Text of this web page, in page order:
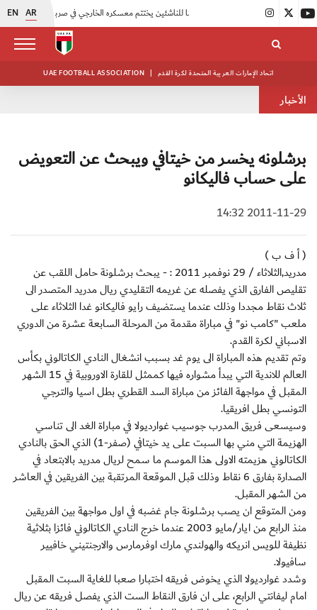
EN AR
UAE FOOTBALL ASSOCIATION | اتحاد الإمارات العربية المتحدة لكرة القدم
الأخبار
برشلونه يخسر من خيتافي ويبحث عن التعويض
على حساب فاليكانو
2011-11-29 14:32
( أ ف ب )
مدريد,الثلاثاء / 29 نوفمبر 2011 : - يبحث برشلونة حامل اللقب عن
تقليص الفارق الذي يفصله عن غريمه التقليدي ريال مدريد المتصدر الى
ثلاث نقاط مجددا وذلك عندما يستضيف رايو فاليكانو غدا الثلاثاء على
ملعب "كامب نو" في مباراة مقدمة من المرحلة السابعة عشرة من الدوري
الاسباني لكرة القدم.
وتم تقديم هذه المباراة الى يوم غد بسبب انشغال النادي الكاتالوني بكأس
العالم للاندية التي يبدأ مشواره فيها كممثل للقارة الاوروبية في 15 الشهر
المقبل في مواجهة الفائز من مباراة السد القطري بطل اسيا والترجي
التونسي بطل افريقيا.
وسيسعى فريق المدرب جوسيب غوارديولا في مباراة الغد الى تناسي
الهزيمة التي مني بها السبت على يد خيتافي (صفر-1) الذي الحق بالنادي
الكاتالوني هزيمته الاولى هذا الموسم ما سمح لريال مدريد بالابتعاد في
الصدارة بفارق 6 نقاط وذلك قبل الموقعة المرتقبة بين الفريقين في العاشر
من الشهر المقبل.
ومن المتوقع ان يصب برشلونة جام غضبه في اول مواجهة بين الفريقين
منذ الرابع من ايار/مايو 2003 عندما خرج النادي الكاتالوني فائزا بثلاثية
نظيفة للويس انريكه والهولندي مارك اوفرمارس والارجنتيني خافيير
سافيولا.
وشدد غوارديولا الذي يخوض فريقه اختبارا صعبا للغاية السبت المقبل
امام ليفانتي الرابع، على ان فارق النقاط الست الذي يفصل فريقه عن ريال